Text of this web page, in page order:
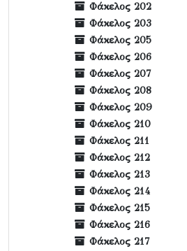
Φάκελος 202
Φάκελος 203
Φάκελος 205
Φάκελος 206
Φάκελος 207
Φάκελος 208
Φάκελος 209
Φάκελος 210
Φάκελος 211
Φάκελος 212
Φάκελος 213
Φάκελος 214
Φάκελος 215
Φάκελος 216
Φάκελος 217